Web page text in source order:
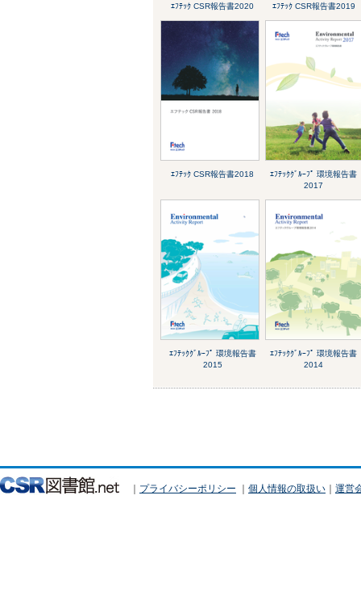
ｴﾌﾃｯｸ CSR報告書2020 ｴﾌﾃｯｸ CSR報告書2019
ｴﾌﾃｯｸ CSR報告書2018
ｴﾌﾃｯｸｸﾞﾙｰﾌﾟ 環境報告書
2017
ｴﾌﾃｯｸｸﾞﾙｰﾌﾟ 環境報告書
2015
ｴﾌﾃｯｸｸﾞﾙｰﾌﾟ 環境報告書
2014
｜ プライバシーポリシー ｜ 個人情報の取扱い ｜ 運営